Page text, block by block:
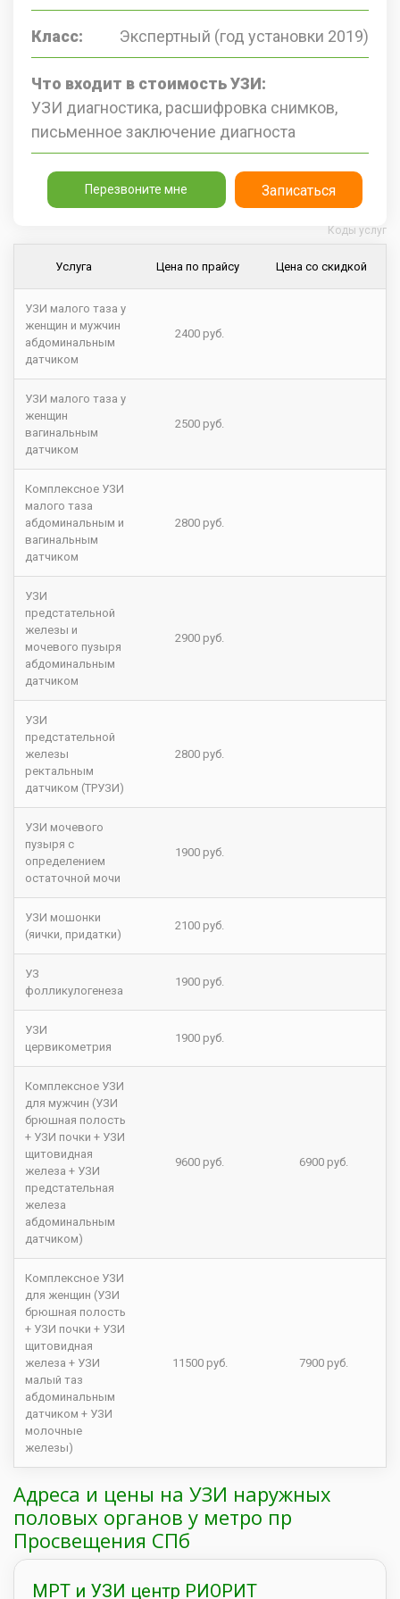
Класс: Экспертный (год установки 2019)
Что входит в стоимость УЗИ:
УЗИ диагностика, расшифровка снимков,
письменное заключение диагноста
Перезвоните мне Записаться
Услуга Цена по прайсу Цена со скидкой
УЗИ малого таза у
женщин и мужчин
абдоминальным
датчиком
2400 руб.
УЗИ малого таза у
женщин
вагинальным
датчиком
2500 руб.
Комплексное УЗИ
малого таза
абдоминальным и
вагинальным
датчиком
2800 руб.
УЗИ
предстательной
железы и
мочевого пузыря
абдоминальным
датчиком
2900 руб.
УЗИ
предстательной
железы
ректальным
датчиком (ТРУЗИ)
2800 руб.
УЗИ мочевого
пузыря с
определением
остаточной мочи
1900 руб.
УЗИ мошонки
(яички, придатки)
2100 руб.
УЗ
фолликулогенеза
1900 руб.
УЗИ
цервикометрия
1900 руб.
Комплексное УЗИ
для мужчин (УЗИ
брюшная полость
+ УЗИ почки + УЗИ
щитовидная
железа + УЗИ
предстательная
железа
абдоминальным
датчиком)
9600 руб. 6900 руб.
Комплексное УЗИ
для женщин (УЗИ
брюшная полость
+ УЗИ почки + УЗИ
щитовидная
железа + УЗИ
малый таз
абдоминальным
датчиком + УЗИ
молочные
железы)
11500 руб. 7900 руб.
Коды услуг
Адреса и цены на УЗИ наружных
половых органов у метро пр
Просвещения СПб
МРТ и УЗИ центр РИОРИТ